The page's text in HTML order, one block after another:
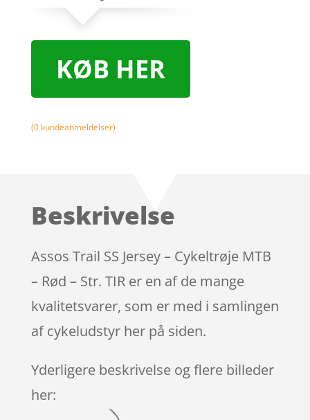
KØB HER
(0kundeanmeldelser)
Beskrivelse
Assos Trail SS Jersey – Cykeltrøje MTB
– Rød – Str. TIR er en af de mange
kvalitetsvarer, som er med i samlingen
af cykeludstyr her på siden.
Yderligere beskrivelse og flere billeder
her: